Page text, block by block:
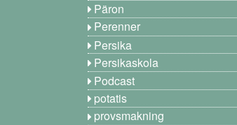
Päron
Perenner
Persika
Persikaskola
Podcast
potatis
provsmakning